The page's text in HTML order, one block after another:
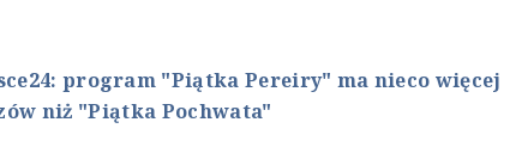
program "Piątka Pereiry" ma nieco więcej
niż "Piątka Pochwata"